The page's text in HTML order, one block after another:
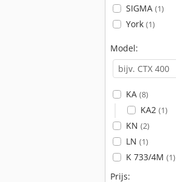
SIGMA (1)
York (1)
Model:
KA (8)
KA2 (1)
KN (2)
LN (1)
K 733/4M (1)
Prijs: